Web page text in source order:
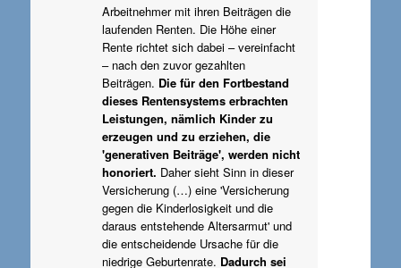
Arbeitnehmer mit ihren Beiträgen die
laufenden Renten. Die Höhe einer
Rente richtet sich dabei – vereinfacht
– nach den zuvor gezahlten
Beiträgen. Die für den Fortbestand
dieses Rentensystems erbrachten
Leistungen, nämlich Kinder zu
erzeugen und zu erziehen, die
'generativen Beiträge', werden nicht
honoriert. Daher sieht Sinn in dieser
Versicherung (…) eine 'Versicherung
gegen die Kinderlosigkeit und die
daraus entstehende Altersarmut' und
die entscheidende Ursache für die
niedrige Geburtenrate. Dadurch sei